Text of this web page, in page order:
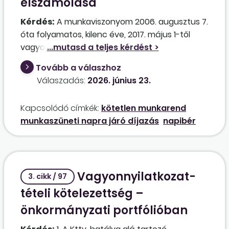
Kérdés: A munkaviszonyom 2006. augusztus 7.
óta folyamatos, kilenc éve, 2017. május 1-től
vagyok napibéres elszámolásban, kötetlen
munkarendben. Innentől kezdve nem számolják
el nekem a munkaszüneti napokat, ha nem
dolgozom aznap. Ezeket pihenőnapként
napokra nem jár bér. Ez jogos a munkáltató
részéről?
Tovább a válaszhoz
Válaszadás: 2026. június 23.
Kapcsolódó címkék: kötetlen munkarend
munkaszüneti napra járó díjazás napibér
3. cikk / 97
Vagyonnyilatkozat-
tételi kötelezettség –
önkormányzati portfólióban